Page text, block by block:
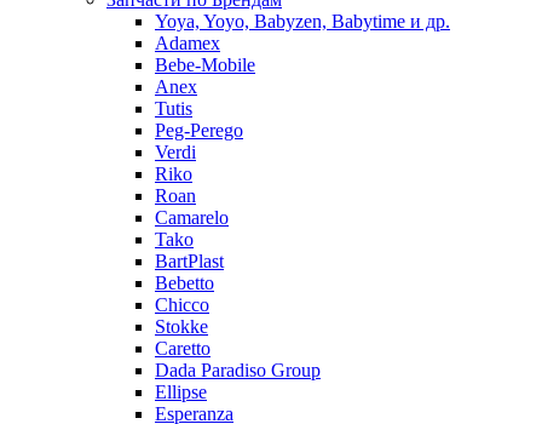
Yoya, Yoyo, Babyzen, Babytime и др.
Adamex
Bebe-Mobile
Anex
Tutis
Peg-Perego
Verdi
Riko
Roan
Camarelo
Tako
BartPlast
Bebetto
Chicco
Stokke
Caretto
Dada Paradiso Group
Ellipse
Esperanza